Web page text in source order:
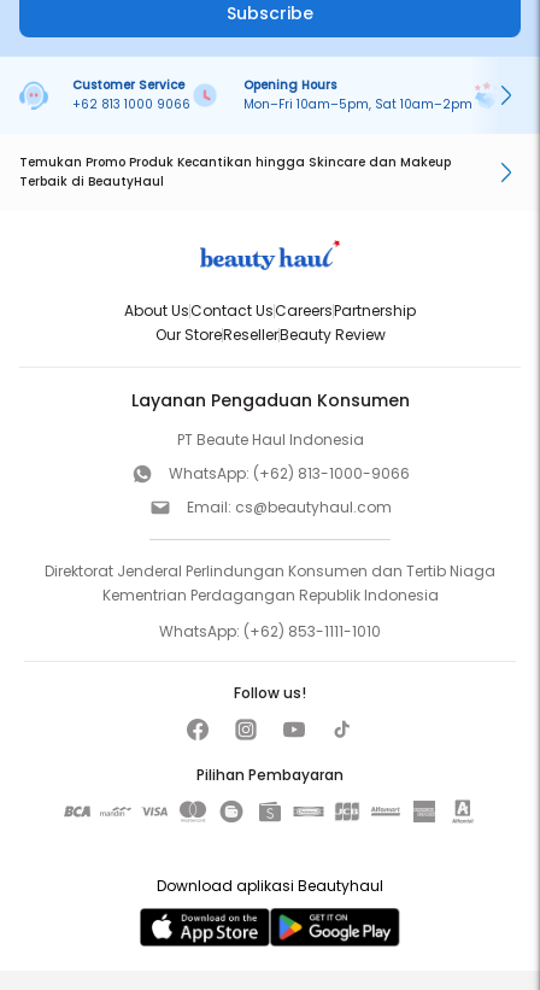
Subscribe
Customer Service
+62 813 1000 9066
Opening Hours
Mon–Fri 10am–5pm, Sat 10am–2pm
Temukan Promo Produk Kecantikan hingga Skincare dan Makeup
Terbaik di BeautyHaul
About UsContact UsCareersPartnership
Our StoreResellerBeauty Review
Layanan Pengaduan Konsumen
PT Beaute Haul Indonesia
WhatsApp: (+62) 813-1000-9066
Email: cs@beautyhaul.com
Direktorat Jenderal Perlindungan Konsumen dan Tertib Niaga
Kementrian Perdagangan Republik Indonesia
WhatsApp: (+62) 853-1111-1010
Pilihan Pembayaran
Follow us!
Download aplikasi Beautyhaul